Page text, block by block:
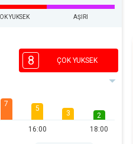
YUKSEK AŞIRI
8 ÇOK YUKSEK
7
5
16:00
3
2
18:00